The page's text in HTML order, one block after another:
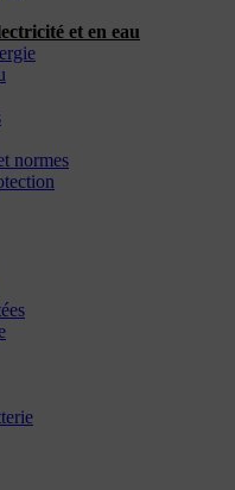
et en eau
normes